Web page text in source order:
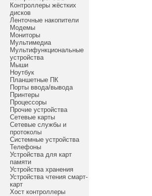
Контроллеры жёстких
дисков
Ленточные накопители
Модемы
Мониторы
Мультимедиа
Мультифункциональные
устройства
Мыши
Ноутбук
Планшетные ПК
Порты ввода/вывода
Принтеры
Процессоры
Прочие устройства
Сетевые карты
Сетевые службы и
протоколы
Системные устройства
Телефоны
Устройства для карт
памяти
Устройства хранения
Устройства чтения смарт-
карт
Хост контроллеры